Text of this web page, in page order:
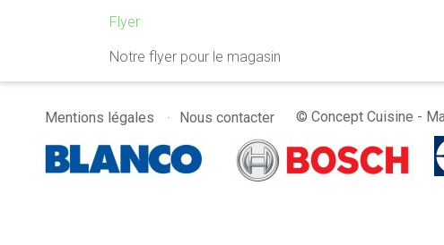
Flyer
Notre flyer pour le magasin
Mentions légales Nous contacter © Concept Cuisine -